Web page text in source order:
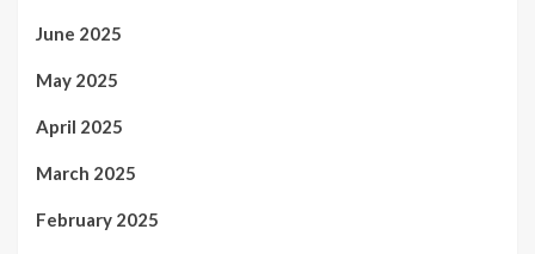
June 2025
May 2025
April 2025
March 2025
February 2025